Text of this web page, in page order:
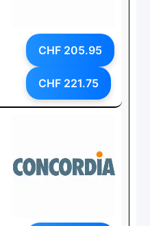
CHF 205.95
CHF 221.75